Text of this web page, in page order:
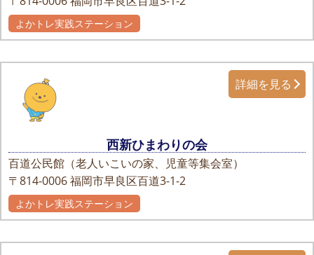
よかトレ実践ステーション
西新ひまわりの会
百道公民館（老人いこいの家、児童等集会室）
〒814-0006福岡市早良区百道3-1-2
詳細を見る
よかトレ実践ステーション